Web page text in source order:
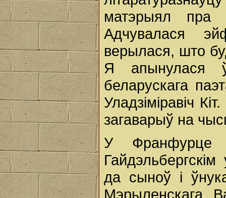
матэрыял пра
Адчувалася
верылася, што
Я апынулася
беларускага
Уладзіміравіч
загаварыў на
У Франфурце
да сыноў і
Мэрыленскага